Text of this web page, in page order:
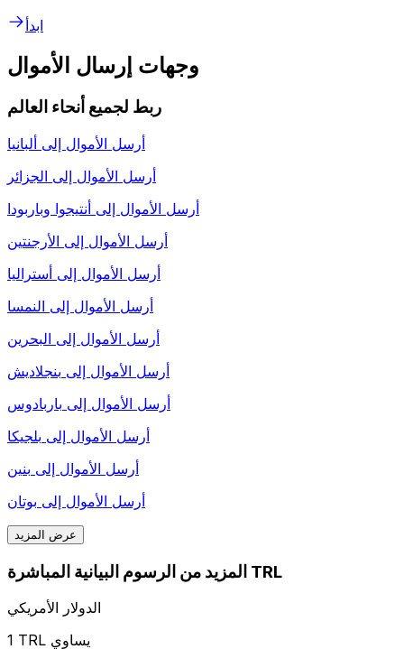
ابدأ
وجهات إرسال الأموال
ربط لجميع أنحاء العالم
أرسل الأموال إلى ألبانيا
أرسل الأموال إلى الجزائر
أرسل الأموال إلى أنتيجوا وباربودا
أرسل الأموال إلى الأرجنتين
أرسل الأموال إلى أستراليا
أرسل الأموال إلى النمسا
أرسل الأموال إلى البحرين
أرسل الأموال إلى بنجلاديش
أرسل الأموال إلى باربادوس
أرسل الأموال إلى بلجيكا
أرسل الأموال إلى بنين
أرسل الأموال إلى بوتان
عرض المزيد
المزيد من الرسوم البيانية المباشرة TRL
الدولار الأمريكي
1 TRL يساوي